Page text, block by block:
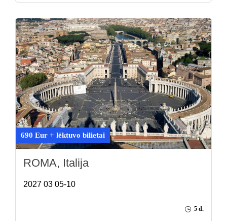
690 Eur + lėktuvo bilietai
ROMA, Italija
2027 03 05-10
5 d.